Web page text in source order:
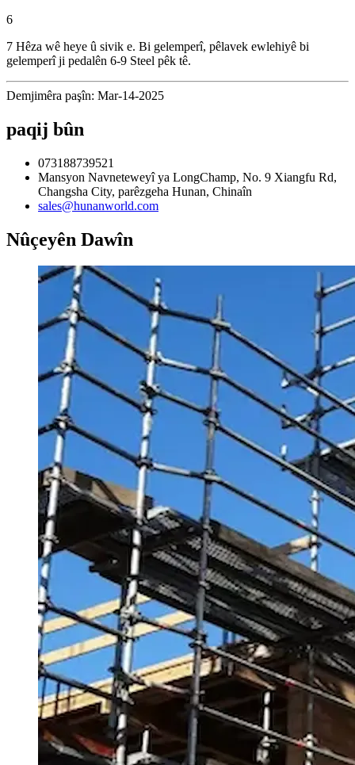
6
7 Hêza wê heye û sivik e. Bi gelemperî, pêlavek ewlehiyê bi
gelemperî ji pedalên 6-9 Steel pêk tê.
Demjimêra paşîn: Mar-14-2025
paqij bûn
073188739521
Mansyon Navneteweyî ya LongChamp, No. 9 Xiangfu Rd,
Changsha City, parêzgeha Hunan, Chinaîn
sales@hunanworld.com
Nûçeyên Dawîn